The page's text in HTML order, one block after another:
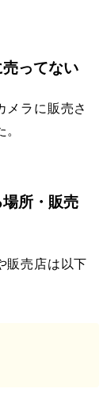
ってない
メラに販売さ
所・販売
販売店は以下